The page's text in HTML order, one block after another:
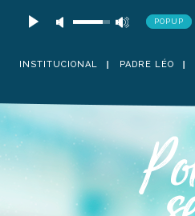
POPUP
INSTITUCIONAL PADRE LÉO